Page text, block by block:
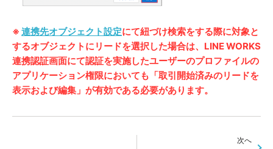
※ 連携先オブジェクト設定にて紐づけ検索をする際に対象と
するオブジェクトにリードを選択した場合は、LINE WORKS
連携認証画面にて認証を実施したユーザーのプロファイルの
アプリケーション権限においても「取引開始済みのリードを
表示および編集」が有効である必要があります。
次へ